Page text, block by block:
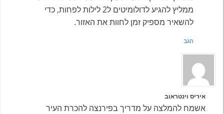
ממליץ להגיע לדולומיטים ל2 לילות לפחות, כדי
להשאיר מספיק זמן לחוות את האזור.
הגב
איריס וינטראוב
אשמח להמלצה על מדריך בפירנצה להכרת העיר